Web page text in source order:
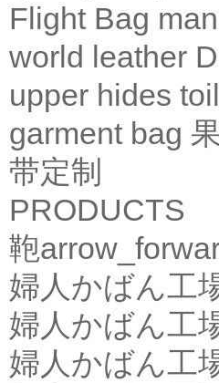
Flight Bag
world leather
upper hides
garment bag
带定制
PRODUCTS
鞄
婦人かばん工
婦人かばん工
婦人かばん工